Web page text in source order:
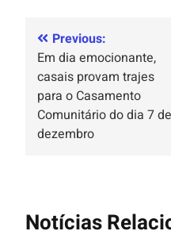
Previous:
Em dia emocionante,
casais provam trajes
para o Casamento
Comunitário do dia 7 de
dezembro
Notícias